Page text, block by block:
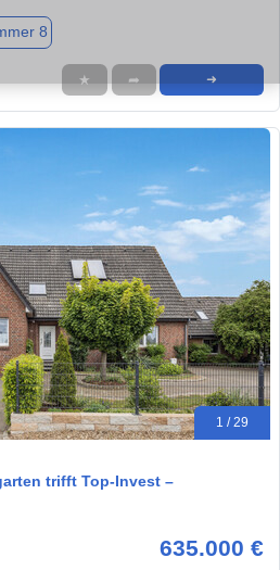
8
★ ➦ ➜
1 / 29
trifft Top-Invest –
635.000 €